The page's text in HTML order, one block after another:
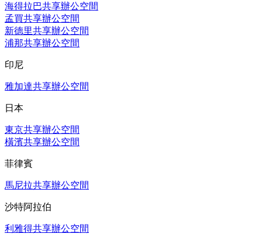
海得拉巴共享辦公空間
孟買共享辦公空間
新德里共享辦公空間
浦那共享辦公空間
印尼
雅加達共享辦公空間
日本
東京共享辦公空間
橫濱共享辦公空間
菲律賓
馬尼拉共享辦公空間
沙特阿拉伯
利雅得共享辦公空間